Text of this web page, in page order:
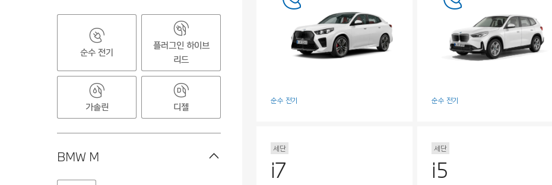
순수 전기
플러그인 하이브
리드
가솔린 디젤
BMW M
순수 전기 순수 전기
세단
i7
세단
i5